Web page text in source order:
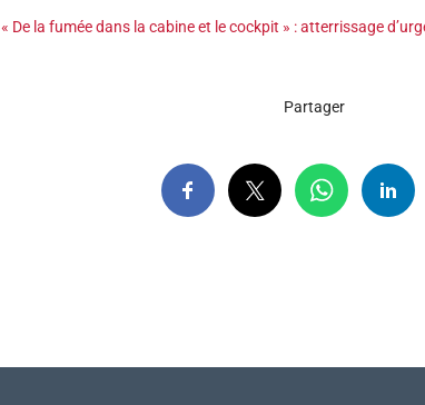
« De la fumée dans la cabine et le cockpit » : atterrissage
Partager